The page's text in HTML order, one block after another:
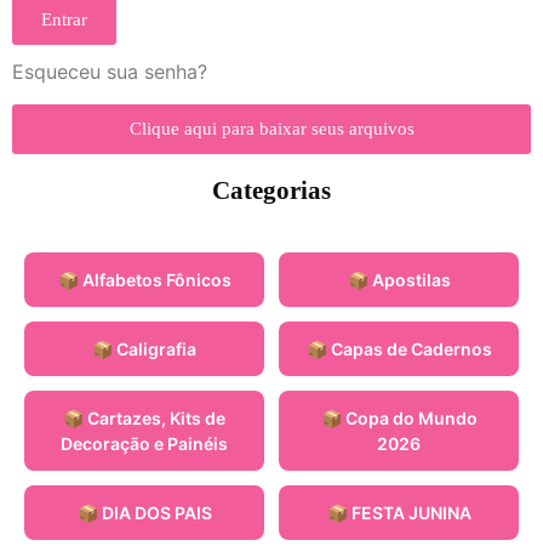
Entrar
Esqueceu sua senha?
Clique aqui para baixar seus arquivos
Categorias
📦 Alfabetos Fônicos 📦 Apostilas
📦 Caligrafia 📦 Capas de Cadernos
📦 Cartazes, Kits de
Decoração e Painéis
📦 Copa do Mundo
2026
📦 DIA DOS PAIS 📦 FESTA JUNINA